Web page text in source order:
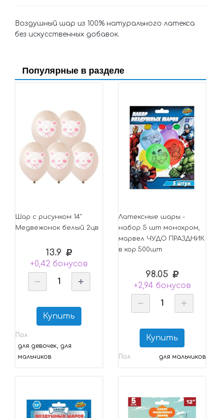
Воздушный шар из 100% натурального латекса
без искусственных добавок.
Популярные в разделе
Шар с рисунком 14"
Медвежонок белый 2цв
13.9
+0,42 бонусов
Купить
Пол
для девочек, для
мальчиков
Латексные шары -
набор 5 шт монохром,
марвел ЧУДО ПРАЗДНИК
в кор.500шт
98.05
+2,94 бонусов
Купить
Пол для мальчиков